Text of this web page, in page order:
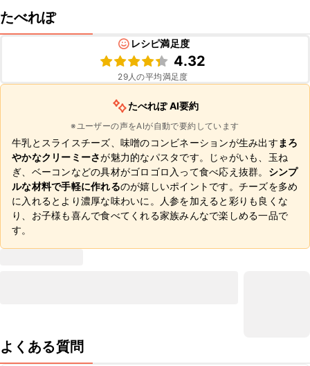
たべれぽ
レシピ満足度
4.32
29人の平均満足度
たべれぽ AI要約
※ユーザーの声をAIが自動で要約しています
牛乳とスライスチーズ、味噌のコンビネーションが生み出す まろ
やかなクリーミーさが魅力的なパスタです。じゃがいも、玉ね
ぎ、ベーコンなどの具材がゴロゴロ入って食べ応え抜群。 シンプ
ルな材料で手軽に作れるのが嬉しいポイントです。チーズを多め
に入れるとより濃厚な味わいに。人参を加えると彩りも良くな
り、お子様も喜んで食べてくれる家族みんなで楽しめる一品で
す。
よくある質問